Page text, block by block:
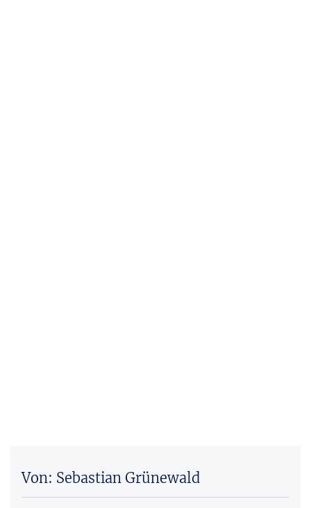
Von: Sebastian Grünewald